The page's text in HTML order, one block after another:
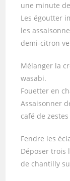
une minute
Les égoutter
les
demi-citron
Mélanger la
wasabi.
Fouetter en
Assaisonner
café de
Fendre les
Déposer trois
de chantilly